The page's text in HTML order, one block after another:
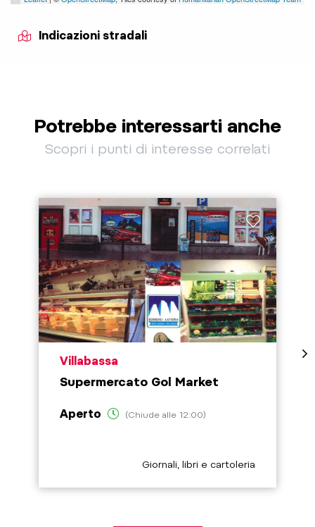
Indicazioni stradali
Potrebbe interessarti anche
Scopri i punti di interesse correlati
aria.poi_location_prefix
Villabassa
Supermercato Gol Market
Aperto (Chiude alle 12:00)
aria.poi_category_prefix
Giornali, libri e cartoleria